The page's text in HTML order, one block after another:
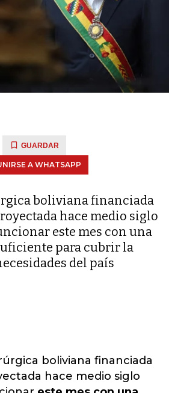
GUARDAR
A WHATSAPP
boliviana financiada
hace medio siglo
este mes con una
para cubrir la
del país
boliviana financiada
hace medio siglo